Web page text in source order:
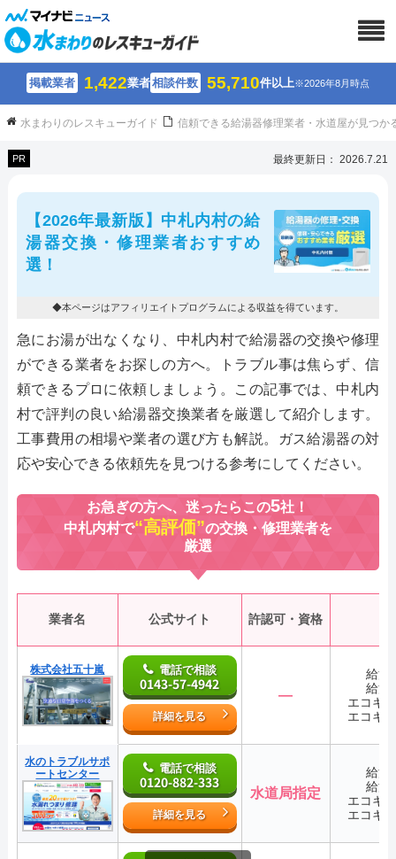
掲載業者 1,422業者相談件数 55,710件以上※2026年8月時点
水まわりのレスキューガイド 信頼できる給湯器修理業者・水道屋が見つか
PR 最終更新日： 2026.7.21
【2026年最新版】中札内村の給
湯器交換・修理業者おすすめ
選！
◆本ページはアフィリエイトプログラムによる収益を得ています。
急にお湯が出なくなり、中札内村で給湯器の交換や修理
ができる業者をお探しの方へ。トラブル事は焦らず、信
頼できるプロに依頼しましょう。この記事では、中札内
村で評判の良い給湯器交換業者を厳選して紹介します。
工事費用の相場や業者の選び方も解説。ガス給湯器の対
応や安心できる依頼先を見つける参考にしてください。
お急ぎの方へ、迷ったらこの5社！
中札内村で“高評価”の交換・修理業者を
厳選
業者名 公式サイト 許認可・資格
株式会社五十嵐 電話で相談
0143-57-4942
詳細を見る
―
給湯
給湯
エコキ
エコキ
水のトラブルサポ
ートセンター
電話で相談
0120-882-333
詳細を見る
水道局指定
給湯
給湯
エコキ
エコキ